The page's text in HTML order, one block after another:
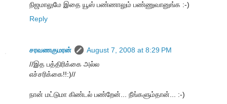
நிஜமாலுமே இதை யூஸ் பண்ணாலும் பண்ணுவானுங்க :-)
Reply
சரவணகுமரன்
August 7, 2008 at 8:29 PM
//இத பத்திரிக்கை அல்ல
எச்சரிக்கை!!:)//
நான் மட்டுமா கிண்டல் பண்றேன்... நீங்களும்தான்... :-)